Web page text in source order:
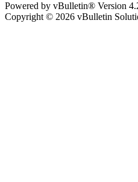
Powered by vBulletin® Version
Copyright © 2026 vBulletin